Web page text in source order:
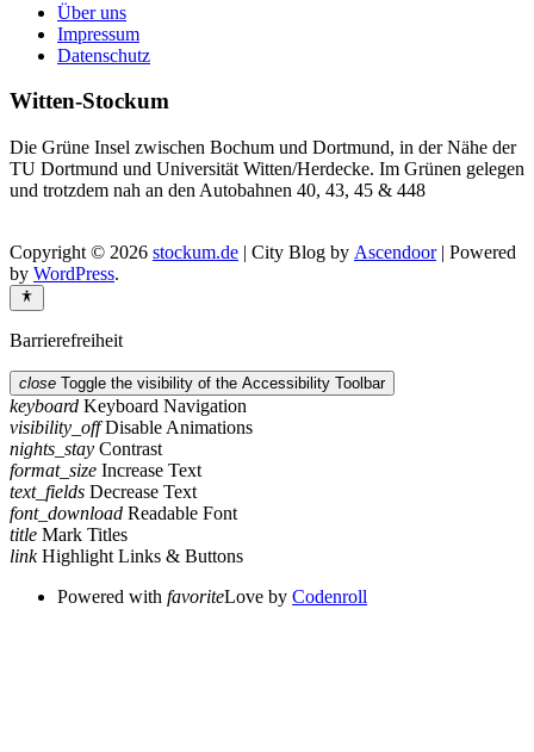
Über uns
Impressum
Datenschutz
Witten-Stockum
Die Grüne Insel zwischen Bochum und Dortmund, in der Nähe der
TU Dortmund und Universität Witten/Herdecke. Im Grünen gelegen
und trotzdem nah an den Autobahnen 40, 43, 45 & 448
Copyright © 2026 stockum.de | City Blog by Ascendoor| Powered
by WordPress.
Barrierefreiheit
close Toggle the visibility of the Accessibility Toolbar
keyboard Keyboard Navigation
visibility_off Disable Animations
nights_stay Contrast
format_size Increase Text
text_fields Decrease Text
font_download Readable Font
title Mark Titles
link Highlight Links & Buttons
Powered with favoriteLove by Codenroll